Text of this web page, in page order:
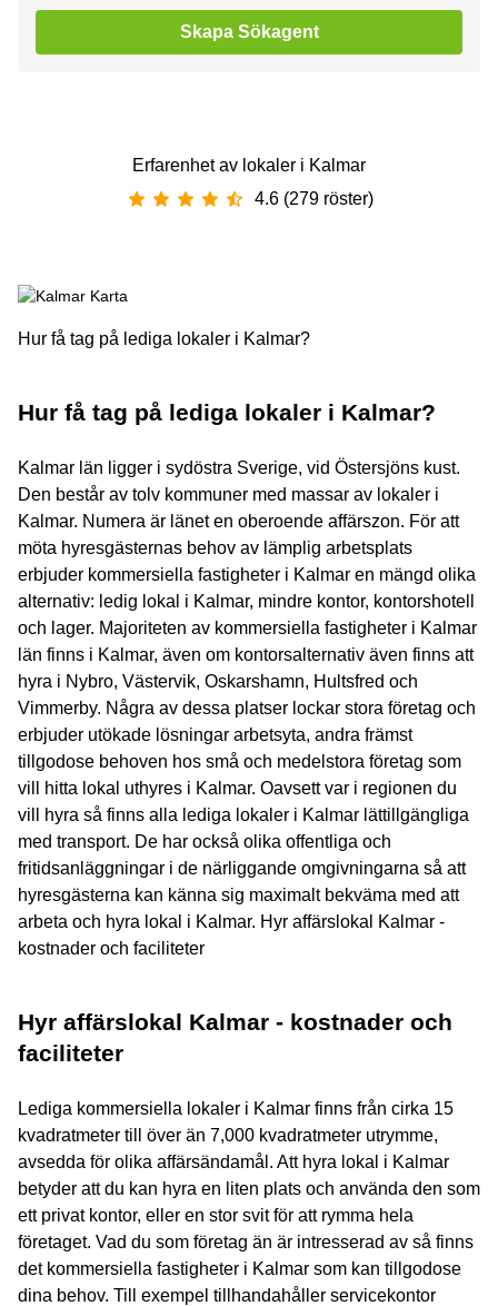
Skapa Sökagent
Erfarenhet av ‪lokaler‬ i ‪Kalmar‬
4.6 (279 röster)
Hur få tag på lediga lokaler i Kalmar?
Hur få tag på lediga lokaler i Kalmar?
Kalmar län ligger i sydöstra Sverige, vid Östersjöns kust.
Den består av tolv kommuner med massar av lokaler i
Kalmar. Numera är länet en oberoende affärszon. För att
möta hyresgästernas behov av lämplig arbetsplats
erbjuder kommersiella fastigheter i Kalmar en mängd olika
alternativ: ledig lokal i Kalmar, mindre kontor, kontorshotell
och lager. Majoriteten av kommersiella fastigheter i Kalmar
län finns i Kalmar, även om kontorsalternativ även finns att
hyra i Nybro, Västervik, Oskarshamn, Hultsfred och
Vimmerby. Några av dessa platser lockar stora företag och
erbjuder utökade lösningar arbetsyta, andra främst
tillgodose behoven hos små och medelstora företag som
vill hitta lokal uthyres i Kalmar. Oavsett var i regionen du
vill hyra så finns alla lediga lokaler i Kalmar lättillgängliga
med transport. De har också olika offentliga och
fritidsanläggningar i de närliggande omgivningarna så att
hyresgästerna kan känna sig maximalt bekväma med att
arbeta och hyra lokal i Kalmar. Hyr affärslokal Kalmar -
kostnader och faciliteter
Hyr affärslokal Kalmar - kostnader och
faciliteter
Lediga kommersiella lokaler i Kalmar finns från cirka 15
kvadratmeter till över än 7,000 kvadratmeter utrymme,
avsedda för olika affärsändamål. Att hyra lokal i Kalmar
betyder att du kan hyra en liten plats och använda den som
ett privat kontor, eller en stor svit för att rymma hela
företaget. Vad du som företag än är intresserad av så finns
det kommersiella fastigheter i Kalmar som kan tillgodose
dina behov. Till exempel tillhandahåller servicekontor